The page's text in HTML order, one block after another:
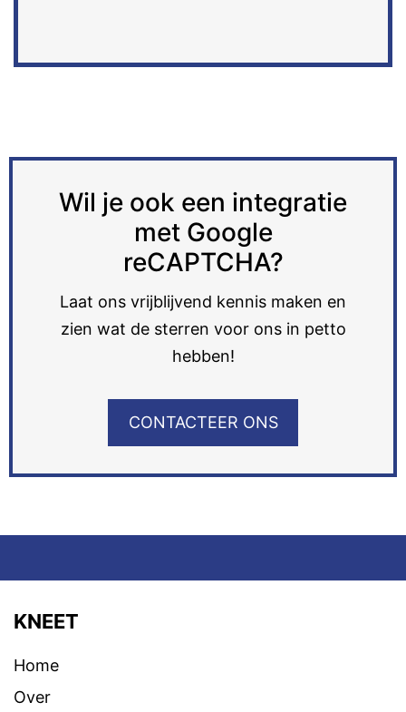
Wil je ook een integratie
met Google
reCAPTCHA?
Laat ons vrijblijvend kennis maken en
zien wat de sterren voor ons in petto
hebben!
CONTACTEER ONS
KNEET
Home
Over